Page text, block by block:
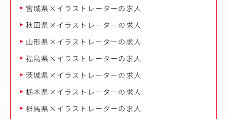
宮城県×イラストレーターの求人
秋田県×イラストレーターの求人
山形県×イラストレーターの求人
福島県×イラストレーターの求人
茨城県×イラストレーターの求人
栃木県×イラストレーターの求人
群馬県×イラストレーターの求人